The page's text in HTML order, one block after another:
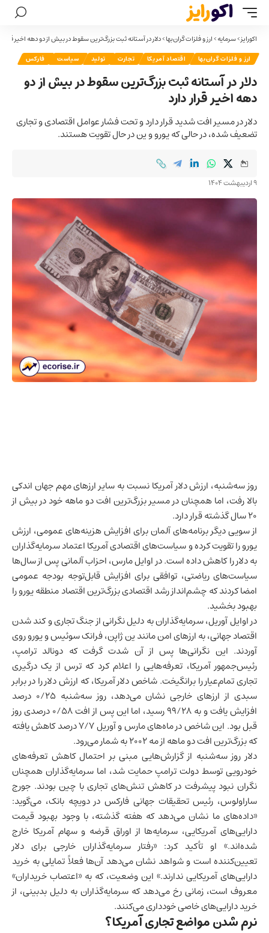
اکورایز>سرمایه>ارز و فلزات گران‌بها>دلار در آستانه ثبت بزرگ‌ترین سقوط در بیش از دو دهه اخیر قرار
ارز و فلزات گران‌بها اقتصاد آمریکا تجارت تولید سیاست فارکس
دلار در آستانه ثبت بزرگ‌ترین سقوط در بیش از دو
دهه اخیر قرار دارد
دلار در مسیر افت شدید قرار دارد و تحت فشار عوامل اقتصادی و تجاری
تضعیف شده، در حالی که یورو و ین در حال تقویت هستند.
9 اردیبهشت 1404
روز سه‌شنبه، ارزش دلار آمریکا نسبت به سایر ارزهای مهم جهان اندکی
بالا رفت، اما همچنان در مسیر بزرگ‌ترین افت دو ماهه خود در بیش از
۲۰ سال گذشته قرار دارد.
از سویی دیگر برنامه‌هایآلمانبرای افزایش هزینه‌های عمومی، ارزش
یورو را تقویت کرده و سیاست‌های اقتصادی آمریکا اعتماد سرمایه‌گذاران
به دلار را کاهش داده است. در اوایل مارس، احزاب آلمانی پس از سال‌ها
سیاست‌های ریاضتی، توافقی برای افزایش قابل‌توجه بودجه عمومی
امضا کردند که چشم‌اندازرشد اقتصادیبزرگ‌ترین اقتصاد منطقه یورو را
بهبود بخشید.
در اوایل آوریل، سرمایه‌گذاران به دلیل نگرانی از جنگ تجاری و کند شدن
اقتصاد جهانی، به ارزهای امن مانند ین ژاپن، فرانک سوئیس و یورو روی
آوردند. این نگرانی‌ها پس از آن شدت گرفت که دونالد ترامپ،
رئیس‌جمهور آمریکا، تعرفه‌هایی را اعلام کرد که ترس از یک درگیری
تجاری تمام‌عیار را برانگیخت. شاخص دلار آمریکا، که ارزش دلار را در برابر
سبدی از ارزهای خارجی نشان می‌دهد، روز سه‌شنبه ۰/۲۵ درصد
افزایش یافت و به ۹۹/۲۸ رسید، اما این پس از افت ۰/۵۸ درصدی روز
قبل بود. این شاخص در ماه‌های مارس و آوریل ۷/۷ درصد کاهش یافته
که بزرگ‌ترین افت دو ماهه از مه ۲۰۰۲ به شمار می‌رود.
دلار روز سه‌شنبه از گزارش‌هایی مبنی بر احتمال کاهش تعرفه‌های
خودرویی توسط دولت ترامپ حمایت شد، اما سرمایه‌گذاران همچنان
نگران نبود پیشرفت در کاهش تنش‌های تجاری با چینبودند. جورج
ساراولوس، رئیس تحقیقات جهانی فارکس در دویچه بانک، می‌گوید:
«داده‌های ما نشان می‌دهد که هفته گذشته، با وجود بهبود قیمت
دارایی‌های آمریکایی، سرمایه‌ها از اوراق قرضه و سهام آمریکا خارج
شده‌اند.» او تأکید کرد: «رفتار سرمایه‌گذاران خارجی برای دلار
تعیین‌کننده است و شواهد نشان می‌دهد آن‌ها فعلاً تمایلی به خرید
دارایی‌های آمریکایی ندارند.» این وضعیت، که به «اعتصاب خریداران»
معروف است، زمانی رخ می‌دهد که سرمایه‌گذاران به دلیل بدبینی، از
خرید دارایی‌های خاصی خودداری می‌کنند.
نرم شدن مواضع تجاری آمریکا؟